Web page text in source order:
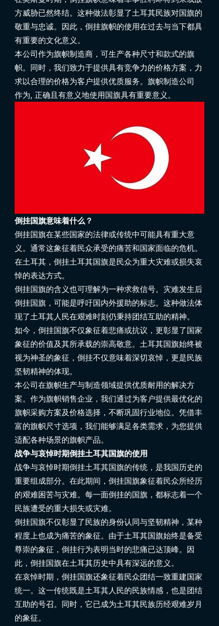
方威胁已然终结。这种做法彰显了土耳其民族对国旗的
敬重与忠诚。因此，倒挂旗帜的使用在过去与当下都具
有重要的文化意义。
本公司作为旗帜制造商，可生产各种尺寸和款式的旗
帜。同时，我们致力于提供具有竞争力的价格方案，力
求以合理的价格为客户提供优质服务。 旗帜制造公司
作为, 正确且有意义地使用国旗具有重要意义。
倒挂国旗意味着什么？
倒挂国旗在某些国家的法律或传统中可能具有重大意
义。通常这象征着民众承受的痛苦和国家面临的危机。
在土耳其，倒挂土耳其国旗是民众为重大灾难或损失哀
悼的表达方式。
倒挂国旗的含义也可理解为一种求救信号。灾难发生后
倒挂国旗，可能是呼吁国内外援助的标志。这种做法体
现了土耳其人民在艰难时刻仍秉持团结互助的精神。
如今，倒挂国旗不仅象征着悲痛或抗议，更彰显了国家
象征的价值及其所承载的崇高敬意。土耳其国旗始终被
视为神圣的象征，倒挂不仅意味着深切哀悼，更是民族
坚韧精神的体现。
本公司在旗帜生产与制造领域提供优质耐用的解决方
案。作为旗帜销售企业，我们通过为客户提供最优化的
旗帜采购方案及价格选择，不断巩固行业地位。凭借丰
富的旗帜尺寸选项，我们能够满足各类需求，为您提供
适配各种场景的旗帜产品。
战争与哀悼时期倒挂土耳其国旗的使用
战争与哀悼时期倒挂土耳其国旗的传统，是我国历史的
重要组成部分。在此期间，倒挂国旗象征着民众所经历
的艰难困苦与灾难。每一面倒挂的国旗，都标志着一个
民族遭受的重大损失或灾难。
倒挂国旗不仅彰显了民族的身份认同与坚韧精神，某种
程度上也成为痛苦的象征。由于土耳其国旗始终是备受
尊崇的象征，倒挂行为表明当时的悲痛已达顶峰。因
此，倒挂国旗在土耳其历史中具有深远的意义。
在哀悼时期，倒挂国旗还象征着民众团结一致重建国家
统一。这一传统既是土耳其人民的民族情感，也是团结
互助的号召。同时，它已成为土耳其民族历经艰难岁月
的象征。